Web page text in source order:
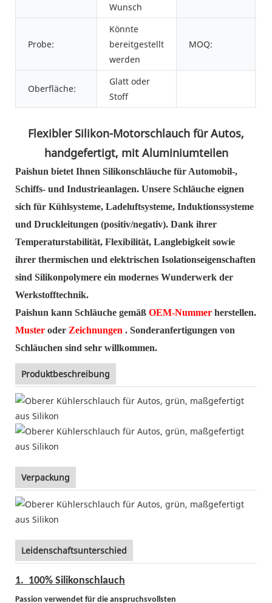
Wunsch
Probe:
Könnte
bereitgestellt
werden
MOQ:
Oberfläche:
Glatt oder
Stoff
Flexibler Silikon-Motorschlauch für Autos,
handgefertigt, mit Aluminiumteilen
Paishun bietet Ihnen Silikonschläuche für Automobil-,
Schiffs- und Industrieanlagen. Unsere Schläuche eignen
sich für Kühlsysteme, Ladeluftsysteme, Induktionssysteme
und Druckleitungen (positiv/negativ). Dank ihrer
Temperaturstabilität, Flexibilität, Langlebigkeit sowie
ihrer thermischen und elektrischen Isolationseigenschaften
sind Silikonpolymere ein modernes Wunderwerk der
Werkstofftechnik.
Paishun kann Schläuche gemäß OEM-Nummer herstellen.
Muster oder Zeichnungen . Sonderanfertigungen von
Schläuchen sind sehr willkommen.
Produktbeschreibung
Verpackung
Leidenschaftsunterschied
1. 100% Silikonschlauch
Passion verwendet für die anspruchsvollsten